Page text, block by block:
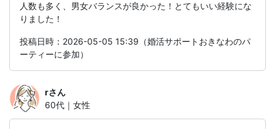
人数も多く、男女バランスが良かった！とてもいい経験にな
りました！
投稿日時：2026-05-05 15:39（婚活サポートおきなわのパ
ーティーに参加）
rさん
60代｜女性